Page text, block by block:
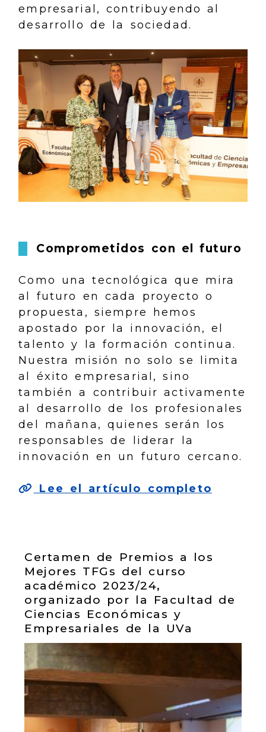
empresarial, contribuyendo al
desarrollo de la sociedad.
Comprometidos con el futuro
Como una tecnológica que mira
al futuro en cada proyecto o
propuesta, siempre hemos
apostado por la innovación, el
talento y la formación continua.
Nuestra misión no solo se limita
al éxito empresarial, sino
también a contribuir activamente
al desarrollo de los profesionales
del mañana, quienes serán los
responsables de liderar la
innovación en un futuro cercano.
Lee el artículo completo
Certamen de Premios a los
Mejores TFGs del curso
académico 2023/24,
organizado por la Facultad de
Ciencias Económicas y
Empresariales de la UVa